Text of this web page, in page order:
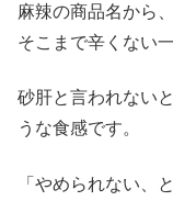
麻辣の商品名から
そこまで辛くない一
砂肝と言われない
うな食感です。
「やめられない、